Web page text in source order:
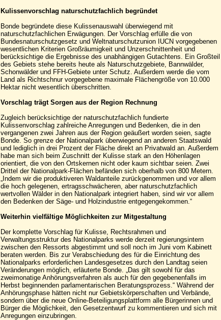
Kulissenvorschlag naturschutzfachlich begründet
Bonde begründete diese Kulissenauswahl überwiegend mit
naturschutzfachlichen Erwägungen. Der Vorschlag erfülle die von
Bundesnaturschutzgesetz und Weltnaturschutzunion IUCN vorgegebenen
wesentlichen Kriterien Großräumigkeit und Unzerschnittenheit und
berücksichtige die Ergebnisse des unabhängigen Gutachtens. Ein Großteil
des Gebiets stehe bereits heute als Naturschutzgebiete, Bannwälder,
Schonwälder und FFH-Gebiete unter Schutz. Außerdem werde die vom
Land als Richtschnur vorgegebene maximale Flächengröße von 10.000
Hektar nicht wesentlich überschritten.
Vorschlag trägt Sorgen aus der Region Rechnung
Zugleich berücksichtige der naturschutzfachlich fundierte
Kulissenvorschlag zahlreiche Anregungen und Bedenken, die in den
vergangenen zwei Jahren aus der Region geäußert worden seien, sagte
Bonde. So grenze der Nationalpark überwiegend an anderen Staatswald
und lediglich in drei Prozent der Fläche direkt an Privatwald an. Außerdem
habe man sich beim Zuschnitt der Kulisse stark an den Höhenlagen
orientiert, die von den Ortskernen nicht oder kaum sichtbar seien. Zwei
Drittel der Nationalpark-Flächen befänden sich oberhalb von 800 Metern.
„Indem wir die produktiveren Waldanteile zurückgenommen und vor allem
die hoch gelegenen, ertragsschwächeren, aber naturschutzfachlich
wertvollen Wälder in den Nationalpark integriert haben, sind wir vor allem
den Bedenken der Säge- und Holzindustrie entgegengekommen.“
Weiterhin vielfältige Möglichkeiten zur Mitgestaltung
Der komplette Vorschlag für Kulisse, Rechtsrahmen und
Verwaltungsstruktur des Nationalparks werde derzeit regierungsintern
zwischen den Ressorts abgestimmt und soll noch im Juni vom Kabinett
beraten werden. Bis zur Verabschiedung des für die Einrichtung des
Nationalparks erforderlichen Landesgesetzes durch den Landtag seien
Veränderungen möglich, erläuterte Bonde. „Das gilt sowohl für das
zweimonatige Anhörungsverfahren als auch für den gegebenenfalls im
Herbst beginnenden parlamentarischen Beratungsprozess.“ Während der
Anhörungsphase hätten nicht nur Gebietskörperschaften und Verbände,
sondern über die neue Online-Beteiligungsplattform alle Bürgerinnen und
Bürger die Möglichkeit, den Gesetzentwurf zu kommentieren und sich mit
Anregungen einzubringen.